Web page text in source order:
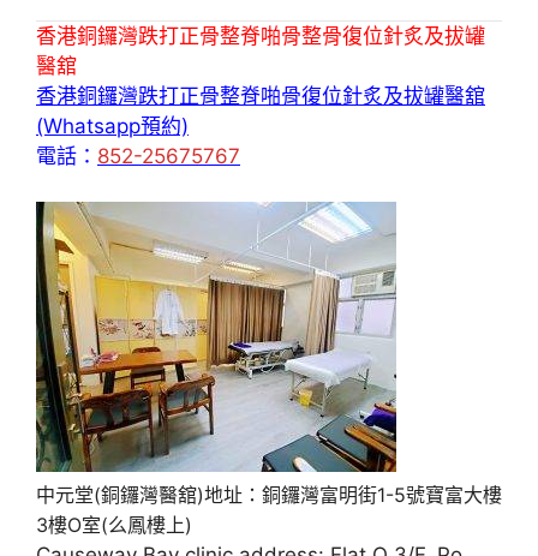
香港銅鑼灣跌打正骨整脊啪骨整骨復位針炙及拔罐
醫舘
香港銅鑼灣跌打正骨整脊啪骨復位針炙及拔罐醫舘
(Whatsapp預約)
電話： 852-25675767
中元堂(銅鑼灣醫舘)地址：銅鑼灣富明街1-5號寶富大樓
3樓O室(么鳳樓上)